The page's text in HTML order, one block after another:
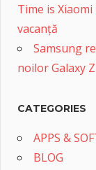
Time is
vacanță
Samsung
noilor Galaxy
CATEGORIES
APPS &
BLOG